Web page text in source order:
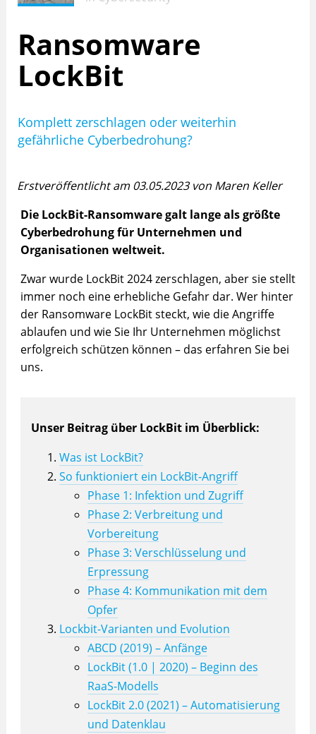
Ransomware
LockBit
Komplett zerschlagen oder weiterhin
gefährliche Cyberbedrohung?
Erstveröffentlicht am 03.05.2023 von Maren Keller
Die LockBit-Ransomware galt lange als größte
Cyberbedrohung für Unternehmen und
Organisationen weltweit.
Zwar wurde LockBit 2024 zerschlagen, aber sie stellt
immer noch eine erhebliche Gefahr dar. Wer hinter
der Ransomware LockBit steckt, wie die Angriffe
ablaufen und wie Sie Ihr Unternehmen möglichst
erfolgreich schützen können – das erfahren Sie bei
uns.
Unser Beitrag über LockBit im Überblick:
Was ist LockBit?
So funktioniert ein LockBit-Angriff
Phase 1: Infektion und Zugriff
Phase 2: Verbreitung und
Vorbereitung
Phase 3: Verschlüsselung und
Erpressung
Phase 4: Kommunikation mit dem
Opfer
Lockbit-Varianten und Evolution
ABCD (2019) – Anfänge
LockBit (1.0 | 2020) – Beginn des
RaaS-Modells
LockBit 2.0 (2021) – Automatisierung
und Datenklau